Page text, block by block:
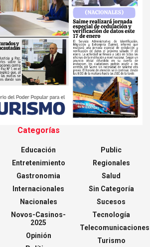
Categorías
Educación
Entretenimiento
Gastronomia
Internacionales
Nacionales
Novos-Casinos-
2025
Opinión
Public
Regionales
Salud
Sin Categoría
Sucesos
Tecnología
Telecomunicaciones
Turismo